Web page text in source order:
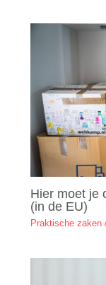
Hier moet je
(in de EU)
Praktische zaken/